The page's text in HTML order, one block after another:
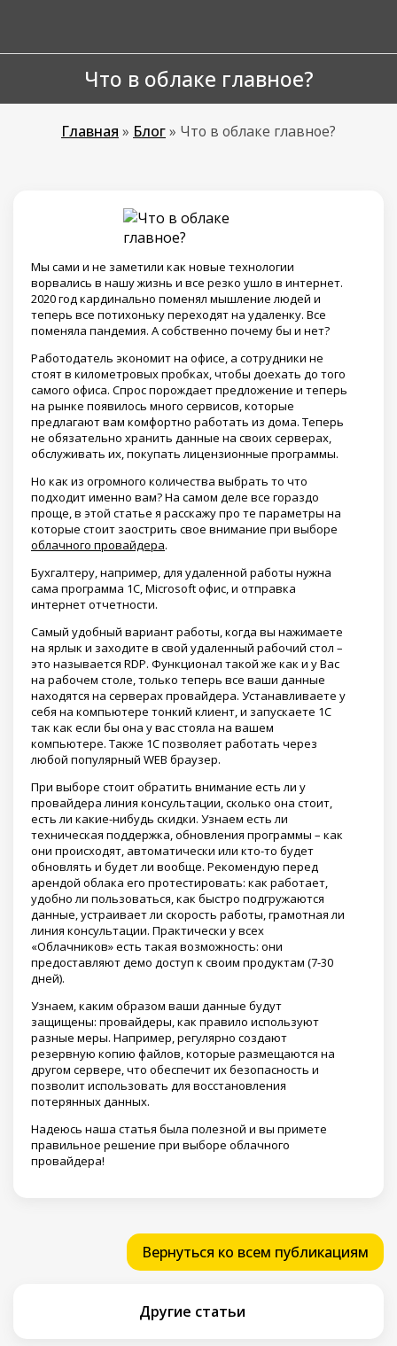
Что в облаке главное?
Главная » Блог» Что в облаке главное?
Другие статьи
Мы сами и не заметили как новые технологии
ворвались в нашу жизнь и все резко ушло в интернет.
2020 год кардинально поменял мышление людей и
теперь все потихоньку переходят на удаленку. Все
поменяла пандемия. А собственно почему бы и нет?
Работодатель экономит на офисе, а сотрудники не
стоят в километровых пробках, чтобы доехать до того
самого офиса. Спрос порождает предложение и теперь
на рынке появилось много сервисов, которые
предлагают вам комфортно работать из дома. Теперь
не обязательно хранить данные на своих серверах,
обслуживать их, покупать лицензионные программы.
Но как из огромного количества выбрать то что
подходит именно вам? На самом деле все гораздо
проще, в этой статье я расскажу про те параметры на
которые стоит заострить свое внимание при выборе
облачного провайдера.
Бухгалтеру, например, для удаленной работы нужна
сама программа 1С, Microsoft офис, и отправка
интернет отчетности.
Самый удобный вариант работы, когда вы нажимаете
на ярлык и заходите в свой удаленный рабочий стол –
это называется RDP. Функционал такой же как и у Вас
на рабочем столе, только теперь все ваши данные
находятся на серверах провайдера. Устанавливаете у
себя на компьютере тонкий клиент, и запускаете 1С
так как если бы она у вас стояла на вашем
компьютере. Также 1С позволяет работать через
любой популярный WEB браузер.
При выборе стоит обратить внимание есть ли у
провайдера линия консультации, сколько она стоит,
есть ли какие-нибудь скидки. Узнаем есть ли
техническая поддержка, обновления программы – как
они происходят, автоматически или кто-то будет
обновлять и будет ли вообще. Рекомендую перед
арендой облака его протестировать: как работает,
удобно ли пользоваться, как быстро подгружаются
данные, устраивает ли скорость работы, грамотная ли
линия консультации. Практически у всех
«Облачников» есть такая возможность: они
предоставляют демо доступ к своим продуктам (7-30
дней).
Узнаем, каким образом ваши данные будут
защищены: провайдеры, как правило используют
разные меры. Например, регулярно создают
резервную копию файлов, которые размещаются на
другом сервере, что обеспечит их безопасность и
позволит использовать для восстановления
потерянных данных.
Надеюсь наша статья была полезной и вы примете
правильное решение при выборе облачного
провайдера!
Вернуться ко всем публикациям